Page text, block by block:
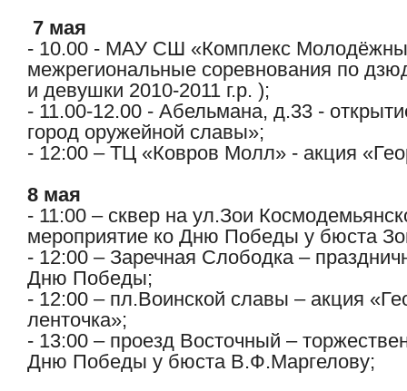
7 мая
- 10.00 - МАУ СШ «Комплекс
межрегиональные соревнования по
и девушки 2010-2011 г.р. );
- 11.00-12.00 - Абельмана, д.33 -
город оружейной славы»;
- 12:00 – ТЦ «Ковров Молл» - акция
8 мая
- 11:00 – сквер на ул.Зои
мероприятие ко Дню Победы у бюста
- 12:00 – Заречная Слободка –
Дню Победы;
- 12:00 – пл.Воинской славы – акция
ленточка»;
- 13:00 – проезд Восточный –
Дню Победы у бюста В.Ф.Маргелову;